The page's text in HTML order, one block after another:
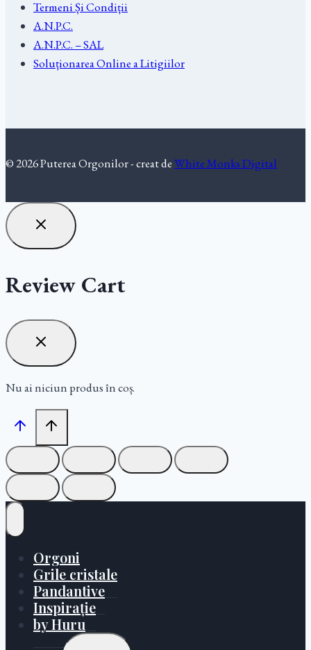
Termeni Și Condiții
A.N.P.C.
A.N.P.C. – SAL
Soluționarea Online a Litigiilor
© 2026 Puterea Orgonilor - creat deWhite Monks Digital
Review Cart
Nu ai niciun produs în coș.
Orgoni
Grile cristale
Pandantive
Inspirație
by Huru